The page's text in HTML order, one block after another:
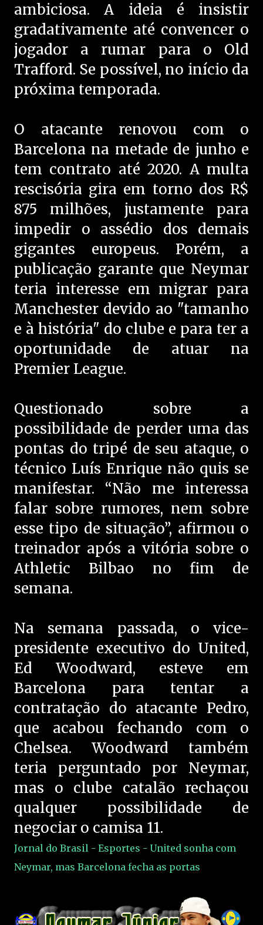
ambiciosa. A ideia é insistir
gradativamente até convencer o
jogador a rumar para o Old
Trafford. Se possível, no início da
próxima temporada.
O atacante renovou com o
Barcelona na metade de junho e
tem contrato até 2020. A multa
rescisória gira em torno dos R$
875 milhões, justamente para
impedir o assédio dos demais
gigantes europeus. Porém, a
publicação garante que Neymar
teria interesse em migrar para
Manchester devido ao "tamanho
e à história" do clube e para ter a
oportunidade de atuar na
Premier League.
Questionado sobre a
possibilidade de perder uma das
pontas do tripé de seu ataque, o
técnico Luís Enrique não quis se
manifestar. “Não me interessa
falar sobre rumores, nem sobre
esse tipo de situação”, afirmou o
treinador após a vitória sobre o
Athletic Bilbao no fim de
semana.
Na semana passada, o vice-
presidente executivo do United,
Ed Woodward, esteve em
Barcelona para tentar a
contratação do atacante Pedro,
que acabou fechando com o
Chelsea. Woodward também
teria perguntado por Neymar,
mas o clube catalão rechaçou
qualquer possibilidade de
negociar o camisa 11.
Jornal do Brasil - Esportes - United sonha com
Neymar, mas Barcelona fecha as portas